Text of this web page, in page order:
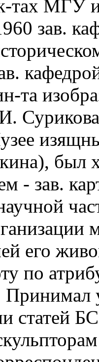
тах МГУ
зав.
та
был
- зав.
его
по
Принимал
статей